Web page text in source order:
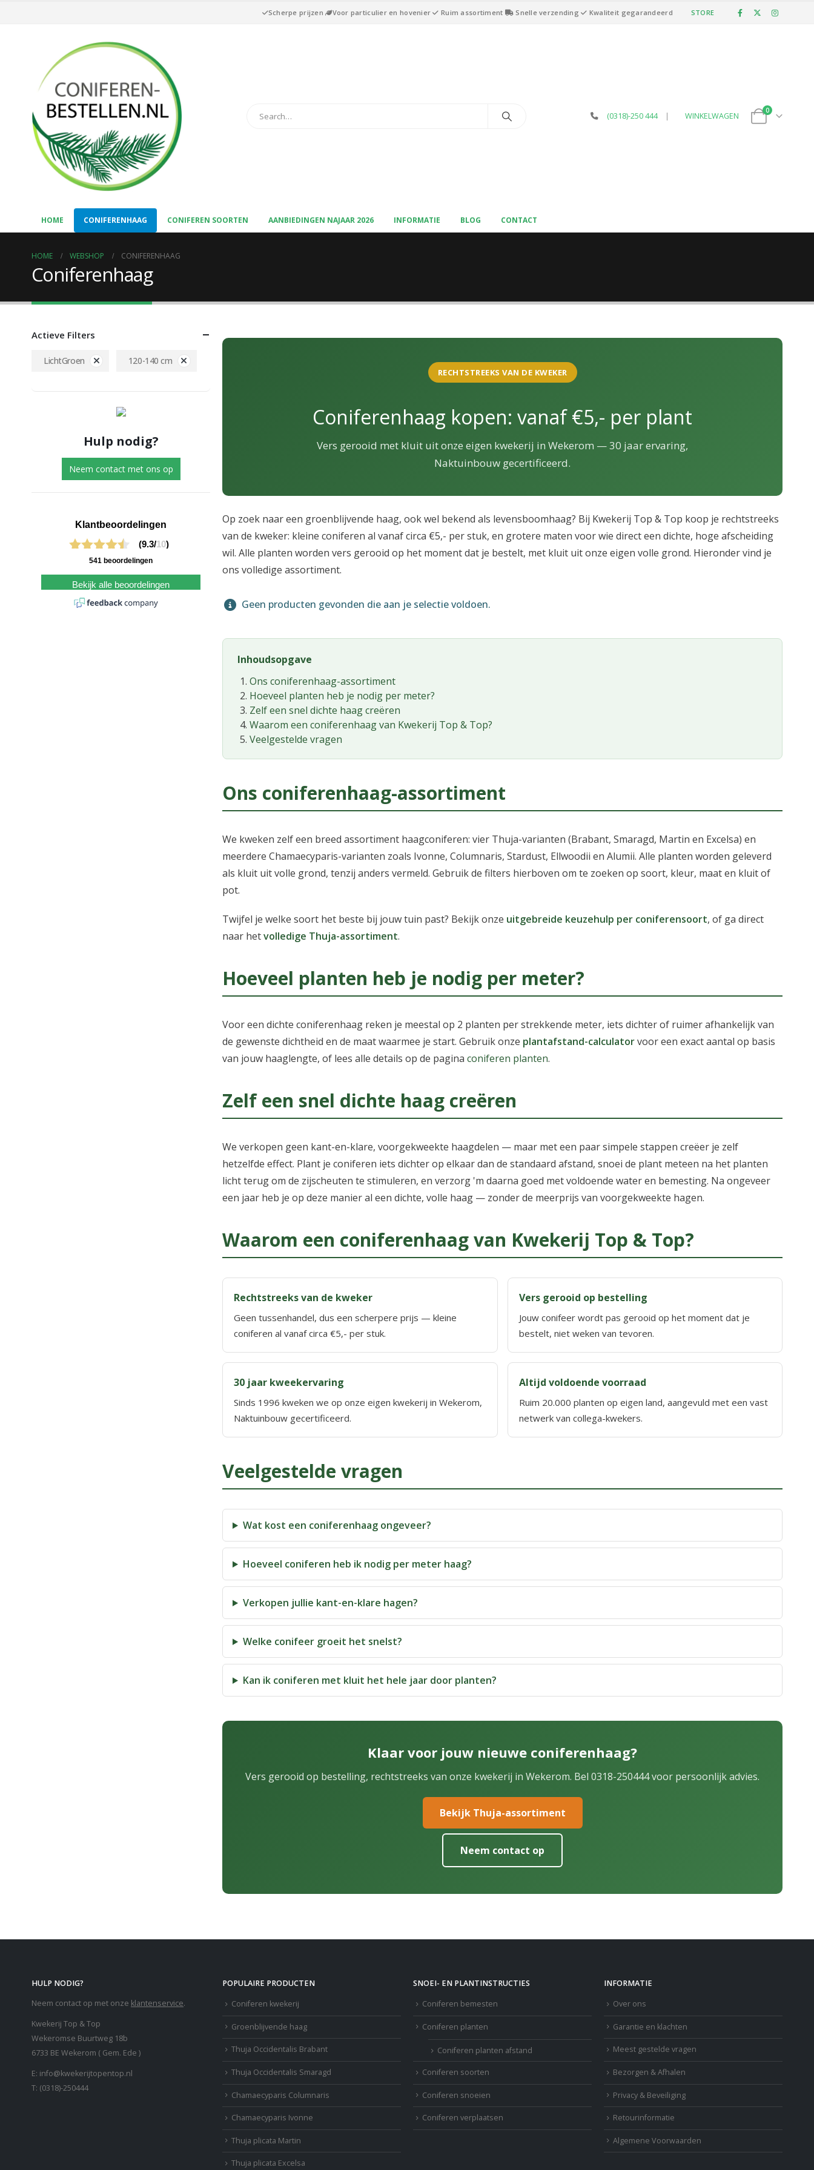
Scherpe prijzen Voor particulier en hovenier Ruim assortiment Snelle verzending Kwaliteit gegarandeerd STORE
(0318)-250 444 | WINKELWAGEN
0
HOME CONIFERENHAAG CONIFEREN SOORTEN AANBIEDINGEN NAJAAR 2026 INFORMATIE BLOG CONTACT
HOME WEBSHOP CONIFERENHAAG
Coniferenhaag
RECHTSTREEKS VAN DE KWEKER
Coniferenhaag kopen: vanaf €5,- per plant
Vers gerooid met kluit uit onze eigen kwekerij in Wekerom — 30 jaar ervaring,
Naktuinbouw gecertificeerd.
Op zoek naar een groenblijvende haag, ook wel bekend als levensboomhaag? Bij Kwekerij Top & Top koop je rechtstreeks
van de kweker: kleine coniferen al vanaf circa €5,- per stuk, en grotere maten voor wie direct een dichte, hoge afscheiding
wil. Alle planten worden vers gerooid op het moment dat je bestelt, met kluit uit onze eigen volle grond. Hieronder vind je
ons volledige assortiment.
Geen producten gevonden die aan je selectie voldoen.
Inhoudsopgave
Ons coniferenhaag-assortiment
Hoeveel planten heb je nodig per meter?
Zelf een snel dichte haag creëren
Waarom een coniferenhaag van Kwekerij Top & Top?
Veelgestelde vragen
Ons coniferenhaag-assortiment
We kweken zelf een breed assortiment haagconiferen: vier Thuja-varianten (Brabant, Smaragd, Martin en Excelsa) en
meerdere Chamaecyparis-varianten zoals Ivonne, Columnaris, Stardust, Ellwoodii en Alumii. Alle planten worden geleverd
als kluit uit volle grond, tenzij anders vermeld. Gebruik de filters hierboven om te zoeken op soort, kleur, maat en kluit of
pot.
Twijfel je welke soort het beste bij jouw tuin past? Bekijk onze uitgebreide keuzehulp per coniferensoort, of ga direct
naar hetvolledige Thuja-assortiment.
Hoeveel planten heb je nodig per meter?
Voor een dichte coniferenhaag reken je meestal op 2 planten per strekkende meter, iets dichter of ruimer afhankelijk van
de gewenste dichtheid en de maat waarmee je start. Gebruik onze plantafstand-calculatorvoor een exact aantal op basis
van jouw haaglengte, of lees alle details op de pagina coniferen planten.
Zelf een snel dichte haag creëren
We verkopen geen kant-en-klare, voorgekweekte haagdelen — maar met een paar simpele stappen creëer je zelf
hetzelfde effect. Plant je coniferen iets dichter op elkaar dan de standaard afstand, snoei de plant meteen na het planten
licht terug om de zijscheuten te stimuleren, en verzorg 'm daarna goed met voldoende water en bemesting. Na ongeveer
een jaar heb je op deze manier al een dichte, volle haag — zonder de meerprijs van voorgekweekte hagen.
Waarom een coniferenhaag van Kwekerij Top & Top?
Rechtstreeks van de kweker
Geen tussenhandel, dus een scherpere prijs — kleine
coniferen al vanaf circa €5,- per stuk.
Vers gerooid op bestelling
Jouw conifeer wordt pas gerooid op het moment dat je
bestelt, niet weken van tevoren.
30 jaar kweekervaring
Sinds 1996 kweken we op onze eigen kwekerij in Wekerom,
Naktuinbouw gecertificeerd.
Altijd voldoende voorraad
Ruim 20.000 planten op eigen land, aangevuld met een vast
netwerk van collega-kwekers.
Veelgestelde vragen
Wat kost een coniferenhaag ongeveer?
Hoeveel coniferen heb ik nodig per meter haag?
Verkopen jullie kant-en-klare hagen?
Welke conifeer groeit het snelst?
Kan ik coniferen met kluit het hele jaar door planten?
Klaar voor jouw nieuwe coniferenhaag?
Vers gerooid op bestelling, rechtstreeks van onze kwekerij in Wekerom. Bel 0318-250444 voor persoonlijk advies.
Bekijk Thuja-assortiment
Neem contact op
Actieve Filters
LichtGroen 120-140 cm
Hulp nodig?
Neem contact met ons op
Klantbeoordelingen
(9.3/10)
541 beoordelingen
Bekijk alle beoordelingen
HULP NODIG?
Neem contact op met onze klantenservice.
Kwekerij Top & Top
Wekeromse Buurtweg 18b
6733 BE Wekerom ( Gem. Ede )
E: info@kwekerijtopentop.nl
T: (0318)-250444
POPULAIRE PRODUCTEN
Coniferen kwekerij
Groenblijvende haag
Thuja Occidentalis Brabant
Thuja Occidentalis Smaragd
Chamaecyparis Columnaris
Chamaecyparis Ivonne
Thuja plicata Martin
Thuja plicata Excelsa
SNOEI- EN PLANTINSTRUCTIES
Coniferen bemesten
Coniferen planten
Coniferen planten afstand
Coniferen soorten
Coniferen snoeien
Coniferen verplaatsen
INFORMATIE
Over ons
Garantie en klachten
Meest gestelde vragen
Bezorgen & Afhalen
Privacy & Beveiliging
Retourinformatie
Algemene Voorwaarden